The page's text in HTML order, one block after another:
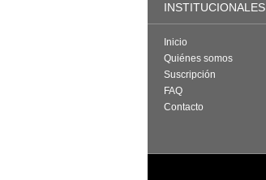
INSTITUCIONALES
Inicio
Quiénes somos
Suscripción
FAQ
Contacto